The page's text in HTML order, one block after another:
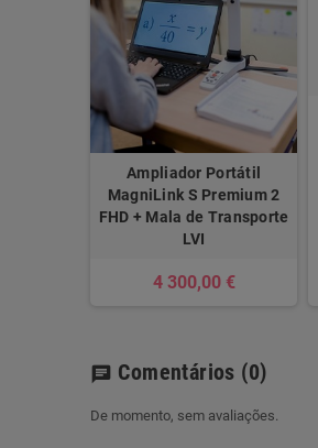
Ampliador Portátil
MagniLink S Premium 2
FHD + Mala de Transporte
LVI
4 300,00 €
chat Comentários (0)
De momento, sem avaliações.